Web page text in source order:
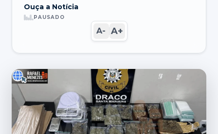
Ouça a Notícia
PAUSADO
A- A+